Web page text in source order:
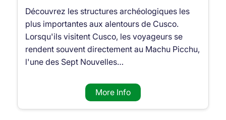
Découvrez les structures archéologiques les
plus importantes aux alentours de Cusco.
Lorsqu'ils visitent Cusco, les voyageurs se
rendent souvent directement au Machu Picchu,
l'une des Sept Nouvelles…
More Info